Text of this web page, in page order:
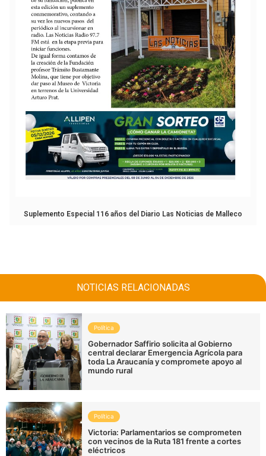
Suplemento Especial 116 años del Diario Las Noticias de Malleco
NOTICIAS RELACIONADAS
Política
Gobernador Saffirio solicita al Gobierno
central declarar Emergencia Agrícola para
toda La Araucanía y compromete apoyo al
mundo rural
Política
Victoria: Parlamentarios se comprometen
con vecinos de la Ruta 181 frente a cortes
eléctricos